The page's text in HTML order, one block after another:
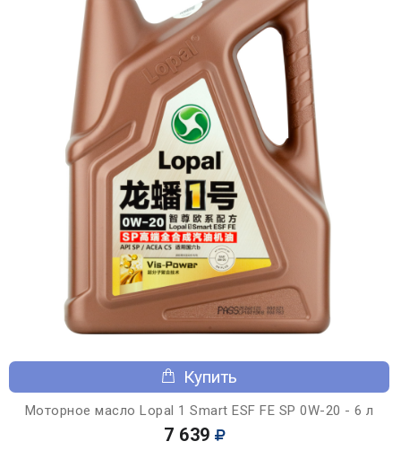
Купить
Моторное масло Lopal 1 Smart ESF FE SP 0W-20 - 6 л
7 639